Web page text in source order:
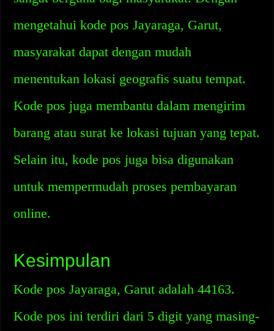
mengetahui kode pos Jayaraga, Garut,
masyarakat dapat dengan mudah
menentukan lokasi geografis suatu tempat.
Kode pos juga membantu dalam mengirim
barang atau surat ke lokasi tujuan yang tepat.
Selain itu, kode pos juga bisa digunakan
untuk mempermudah proses pembayaran
online.
Kesimpulan
Kode pos Jayaraga, Garut adalah 44163.
Kode pos ini terdiri dari 5 digit yang masing-